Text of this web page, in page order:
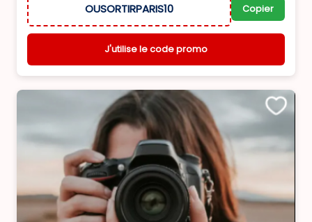
OUSORTIRPARIS10 Copier
J'utilise le code promo